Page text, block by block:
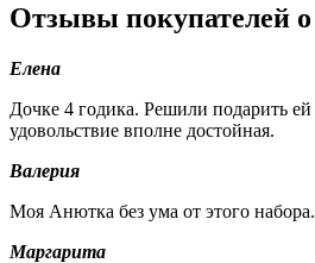
Отзывы покупателей о
Елена
Дочке 4 годика. Решили подарить ей
удовольствие вполне достойная.
Валерия
Моя Анютка без ума от этого
Маргарита